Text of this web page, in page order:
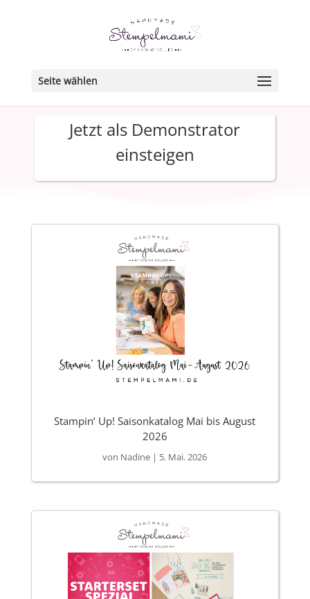
Seite wählen
Jetzt als Demonstrator
einsteigen
Stampin‘ Up! Saisonkatalog Mai bis August
2026
von Nadine | 5. Mai. 2026